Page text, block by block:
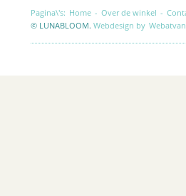
Pagina\'s: Home - Over de winkel -
© LUNABLOOM. Webdesign by